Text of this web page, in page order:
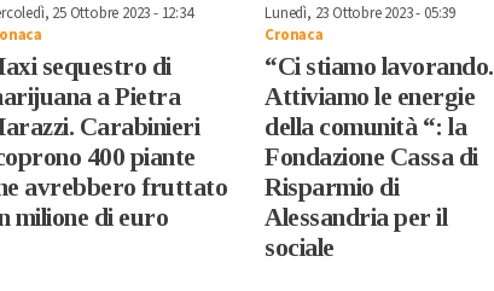
25 Ottobre 2023 - 12:34
sequestro di
a Pietra
Carabinieri
400 piante
avrebbero fruttato
milione di euro
Lunedì, 23 Ottobre 2023 - 05:39
Cronaca
“Ci stiamo lavorando.
Attiviamo le energie
della comunità “: la
Fondazione Cassa di
Risparmio di
Alessandria per il
sociale